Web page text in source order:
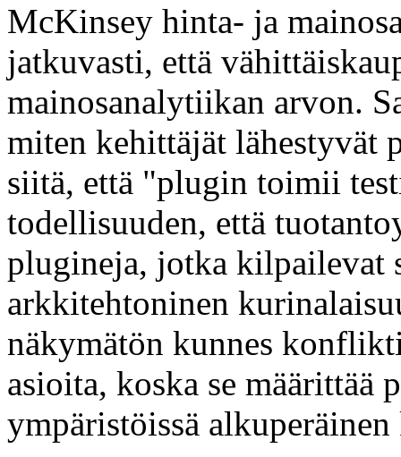
McKinsey hinta- ja
jatkuvasti, että
mainosanalytiikan arvon.
miten kehittäjät lähestyvät
siitä, että "plugin toimii
todellisuuden, että
plugineja, jotka kilpailevat
arkkitehtoninen
näkymätön kunnes
asioita, koska se määrittää
ympäristöissä